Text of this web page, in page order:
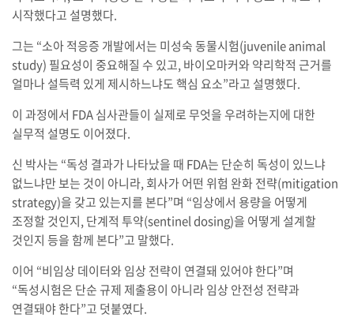
시작했다고 설명했다.
그는 “소아 적응증 개발에서는 미성숙 동물시험(juvenile animal
study) 필요성이 중요해질 수 있고, 바이오마커와 약리학적 근거를
얼마나 설득력 있게 제시하느냐도 핵심 요소”라고 설명했다.
이 과정에서 FDA 심사관들이 실제로 무엇을 우려하는지에 대한
실무적 설명도 이어졌다.
신 박사는 “독성 결과가 나타났을 때 FDA는 단순히 독성이 있느냐
없느냐만 보는 것이 아니라, 회사가 어떤 위험 완화 전략(mitigation
strategy)을 갖고 있는지를 본다”며 “임상에서 용량을 어떻게
조정할 것인지, 단계적 투약(sentinel dosing)을 어떻게 설계할
것인지 등을 함께 본다”고 말했다.
이어 “비임상 데이터와 임상 전략이 연결돼 있어야 한다”며
“독성시험은 단순 규제 제출용이 아니라 임상 안전성 전략과
연결돼야 한다”고 덧붙였다.